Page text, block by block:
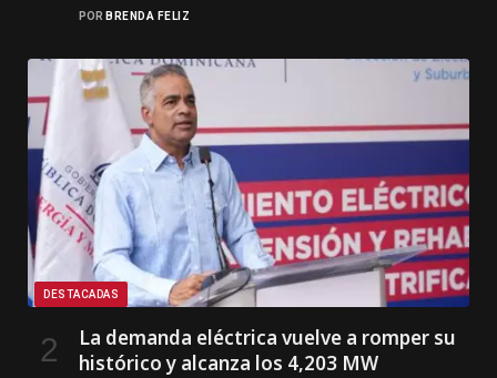
POR BRENDA FELIZ
DESTACADAS
La demanda eléctrica vuelve a romper su
histórico y alcanza los 4,203 MW